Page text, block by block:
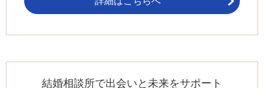
結婚相談所で出会いと未来をサポート